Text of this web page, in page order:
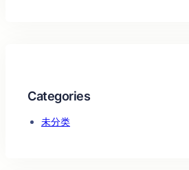
Categories
未分类